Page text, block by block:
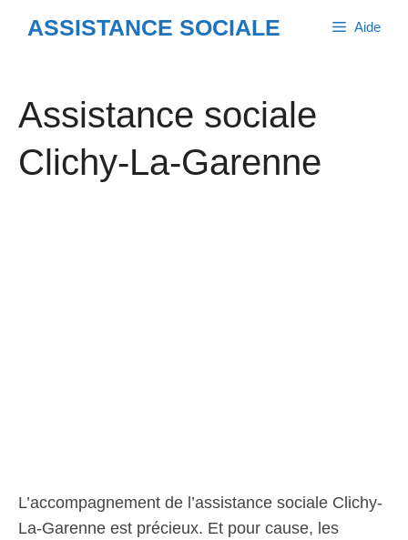
ASSISTANCE SOCIALE Aide
Assistance sociale
Clichy-La-Garenne
L’accompagnement de l’assistance sociale Clichy-
La-Garenne est précieux. Et pour cause, les